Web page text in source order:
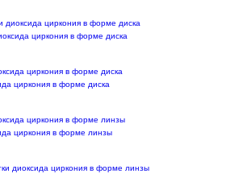
циркония в форме диска
циркония в форме диска
циркония в форме линзы